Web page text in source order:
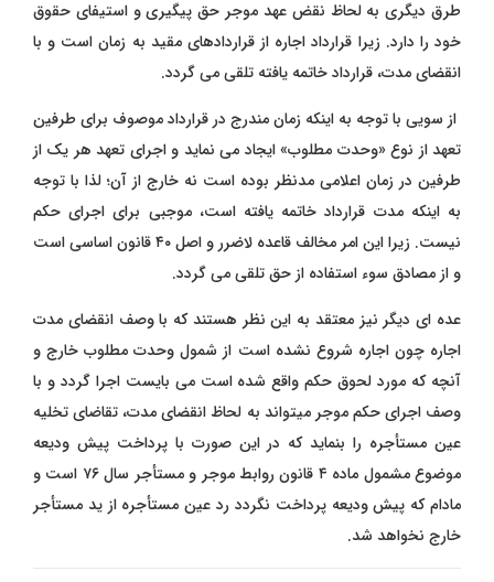
طرق دیگری به لحاظ نقض عهد موجر حق پیگیری و استیفای حقوق
خود را دارد. زیرا قرارداد اجاره از قراردادهای مقید به زمان است و با
انقضای مدت، قرارداد خاتمه یافته تلقی می گردد.
از سویی با توجه به اینکه زمان مندرج در قرارداد موصوف برای طرفین
تعهد از نوع «وحدت مطلوب» ایجاد می نماید و اجرای تعهد هر یک از
طرفین در زمان اعلامی مدنظر بوده است نه خارج از آن؛ لذا با توجه
به اینکه مدت قرارداد خاتمه یافته است، موجبی برای اجرای حکم
نیست. زیرا این امر مخالف قاعده لاضرر و اصل ۴۰ قانون اساسی است
و از مصادق سوء استفاده از حق تلقی می گردد.
عده ای دیگر نیز معتقد به این نظر هستند که با وصف انقضای مدت
اجاره چون اجاره شروع نشده است از شمول وحدت مطلوب خارج و
آنچه که مورد لحوق حکم واقع شده است می بایست اجرا گردد و با
وصف اجرای حکم موجر میتواند به لحاظ انقضای مدت، تقاضای تخلیه
عین مستأجره را بنماید که در این صورت با پرداخت پیش ودیعه
موضوع مشمول ماده ۴ قانون روابط موجر و مستأجر سال ۷۶ است و
مادام که پیش ودیعه پرداخت نگردد رد عین مستأجره از ید مستأجر
خارج نخواهد شد.